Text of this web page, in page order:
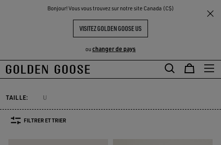
Bonjour! Vous vous trouvez sur notre site Canada (C$)
VISITEZ GOLDEN GOOSE US
ou changer de pays
Aller
contenu
principal
Aller
contenu
du
pied
THE
COMMUNITY
Accessoires Foulards et écharpes
FOULARDS & ÉCHARPES HOMME
Lunettes Bijoux Foulards et écharpes Tout Voir
TAILLE: U
FILTRER ET TRIER